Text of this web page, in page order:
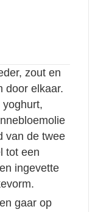
zout en
door elkaar.
van de twee
tot een
ingevette
gaar op